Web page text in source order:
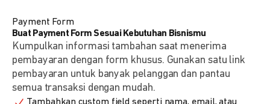
Payment Form
Buat Payment Form Sesuai Kebutuhan Bisnismu
Kumpulkan informasi tambahan saat menerima
pembayaran dengan form khusus. Gunakan satu link
pembayaran untuk banyak pelanggan dan pantau
semua transaksi dengan mudah.